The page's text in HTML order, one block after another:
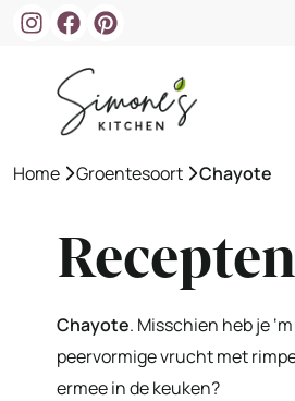
Home »Groentesoort »Chayote
Chayote. Misschien heb je
peervormige vrucht met
ermee in de keuken?